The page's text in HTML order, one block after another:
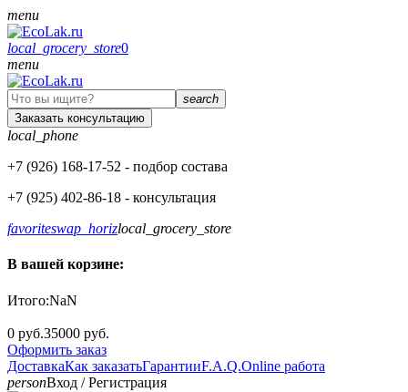
menu
local_grocery_store0
menu
search
Заказать консультацию
local_phone
+7 (926) 168-17-52 - подбор состава
+7 (925) 402-86-18 - консультация
favoriteswap_horizlocal_grocery_store
В вашей корзине:
Итого:NaN
0 руб.35000 руб.
Оформить заказ
ДоставкаКак заказатьГарантииF.A.Q.Online работа
personВход /Регистрация